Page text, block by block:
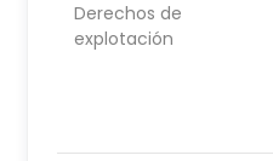
Derechos de
explotación